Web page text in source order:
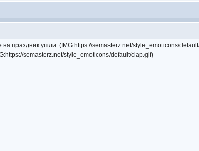
на праздник ушли. (IMG:https://semasterz.net/style_emoticons/
https://semasterz.net/style_emoticons/default/clap.gif)